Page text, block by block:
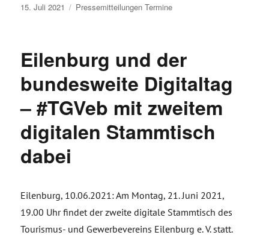
Veröffentlicht
15. Juli 2021 Pressemitteilungen Termine
Eilenburg und der
bundesweite Digitaltag
– #TGVeb mit zweitem
digitalen Stammtisch
dabei
Eilenburg, 10.06.2021: Am Montag, 21. Juni 2021,
19.00 Uhr findet der zweite digitale Stammtisch des
Tourismus- und Gewerbevereins Eilenburg e. V. statt.